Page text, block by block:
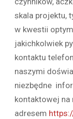
skala projektu,
w kwestii
jakichkolwiek
kontaktu
naszymi
niezbędne
kontaktowej na
adresem